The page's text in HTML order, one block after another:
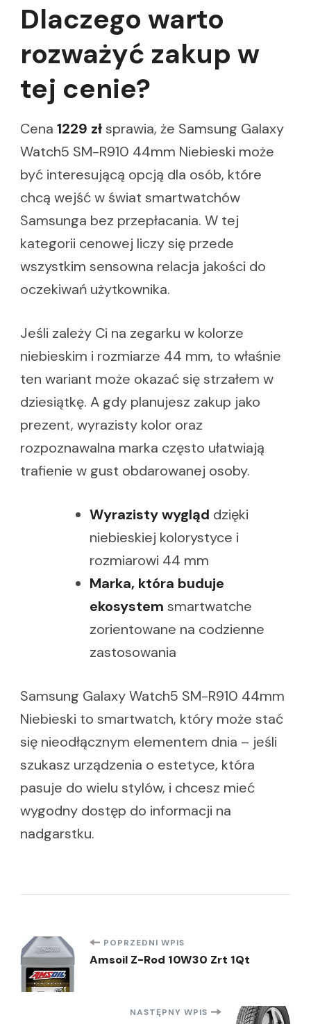
Dlaczego warto
rozważyć zakup w
tej cenie?
Cena 1229 złsprawia, że Samsung Galaxy
Watch5 SM-R910 44mm Niebieski może
być interesującą opcją dla osób, które
chcą wejść w świat smartwatchów
Samsunga bez przepłacania. W tej
kategorii cenowej liczy się przede
wszystkim sensowna relacja jakości do
oczekiwań użytkownika.
Jeśli zależy Ci na zegarku w kolorze
niebieskim i rozmiarze 44 mm, to właśnie
ten wariant może okazać się strzałem w
dziesiątkę. A gdy planujesz zakup jako
prezent, wyrazisty kolor oraz
rozpoznawalna marka często ułatwiają
trafienie w gust obdarowanej osoby.
Wyrazisty wygląd dzięki
niebieskiej kolorystyce i
rozmiarowi 44 mm
Marka, która buduje
ekosystem smartwatche
zorientowane na codzienne
zastosowania
Samsung Galaxy Watch5 SM-R910 44mm
Niebieski to smartwatch, który może stać
się nieodłącznym elementem dnia – jeśli
szukasz urządzenia o estetyce, która
pasuje do wielu stylów, i chcesz mieć
wygodny dostęp do informacji na
nadgarstku.
Nawigacja
wpisu
POPRZEDNI WPIS
Amsoil Z-Rod 10W30 Zrt 1Qt
NASTĘPNY WPIS